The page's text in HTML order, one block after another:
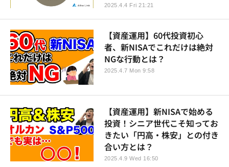
2025.4.4 Fri 21:21
【資産運用】60代投資初心
者、新NISAでこれだけは絶対
NGな行動とは？
2025.4.7 Mon 9:58
【資産運用】新NISAで始める
投資！シニア世代こそ知ってお
きたい「円高・株安」との付き
合い方とは？
2025.4.9 Wed 16:50